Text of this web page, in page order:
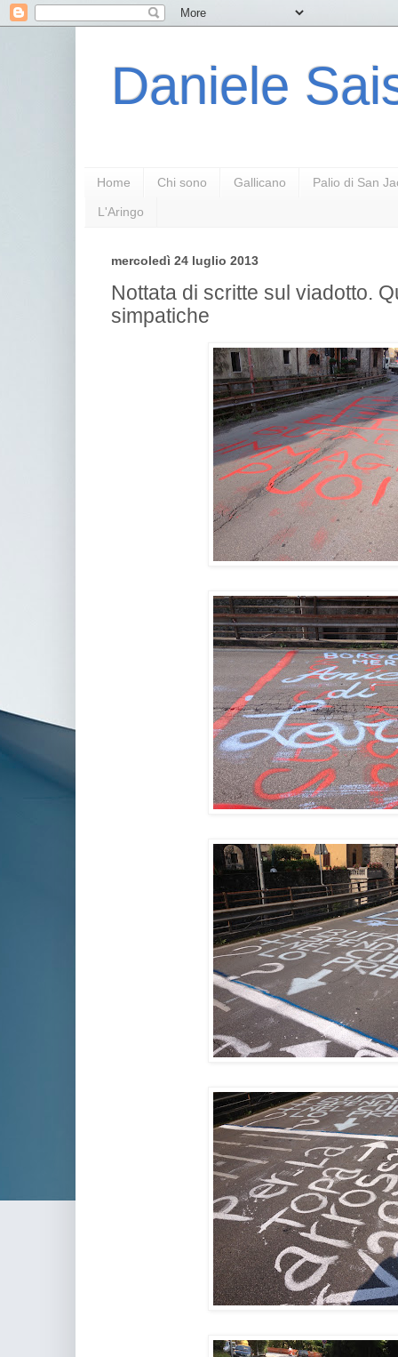
Daniele
Home Chi sono Gallicano Palio di San
L'Aringo
mercoledì 24 luglio 2013
Nottata di scritte sul viadotto.
simpatiche